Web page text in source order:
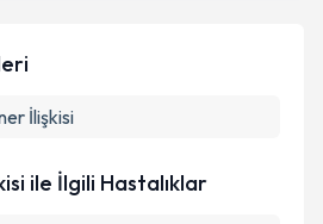
işlenmesine ilişkin
İlişkisi
ile İlgili Hastalıklar